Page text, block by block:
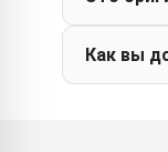
Как вы